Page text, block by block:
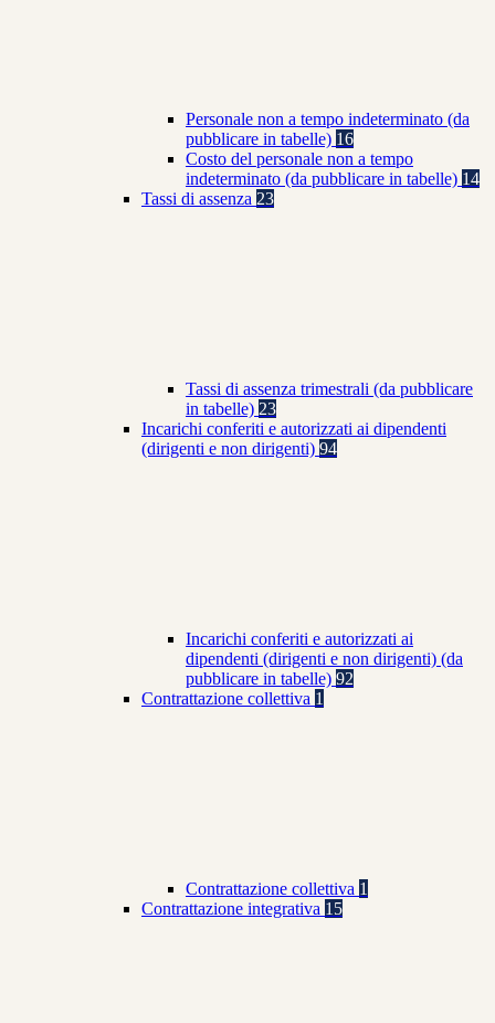
Personale non a tempo indeterminato (da
pubblicare in tabelle) 16
Costo del personale non a tempo
indeterminato (da pubblicare in tabelle) 14
Tassi di assenza 23
Tassi di assenza trimestrali (da pubblicare
in tabelle) 23
Incarichi conferiti e autorizzati ai dipendenti
(dirigenti e non dirigenti) 94
Incarichi conferiti e autorizzati ai
dipendenti (dirigenti e non dirigenti) (da
pubblicare in tabelle) 92
Contrattazione collettiva 1
Contrattazione collettiva 1
Contrattazione integrativa 15